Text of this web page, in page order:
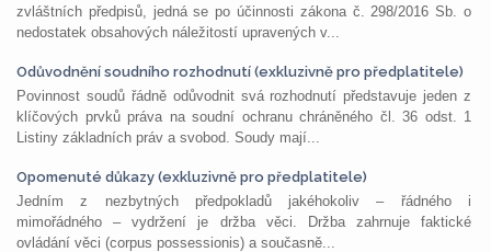
zvláštních předpisů, jedná se po účinnosti zákona č. 298/2016 Sb. o
nedostatek obsahových náležitostí upravených v...
Odůvodnění soudního rozhodnutí (exkluzivně pro předplatitele)
Povinnost soudů řádně odůvodnit svá rozhodnutí představuje jeden z
klíčových prvků práva na soudní ochranu chráněného čl. 36 odst. 1
Listiny základních práv a svobod. Soudy mají...
Opomenuté důkazy (exkluzivně pro předplatitele)
Jedním z nezbytných předpokladů jakéhokoliv – řádného i
mimořádného – vydržení je držba věci. Držba zahrnuje faktické
ovládání věci (corpus possessionis) a současně...